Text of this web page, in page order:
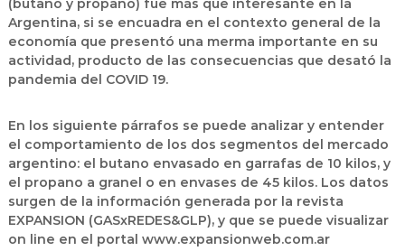
(butano y propano) fue más que interesante en la
Argentina, si se encuadra en el contexto general de la
economía que presentó una merma importante en su
actividad, producto de las consecuencias que desató la
pandemia del COVID 19.
En los siguiente párrafos se puede analizar y entender
el comportamiento de los dos segmentos del mercado
argentino: el butano envasado en garrafas de 10 kilos, y
el propano a granel o en envases de 45 kilos. Los datos
surgen de la información generada por la revista
EXPANSION (GASxREDES&GLP), y que se puede visualizar
on line en el portal www.expansionweb.com.ar